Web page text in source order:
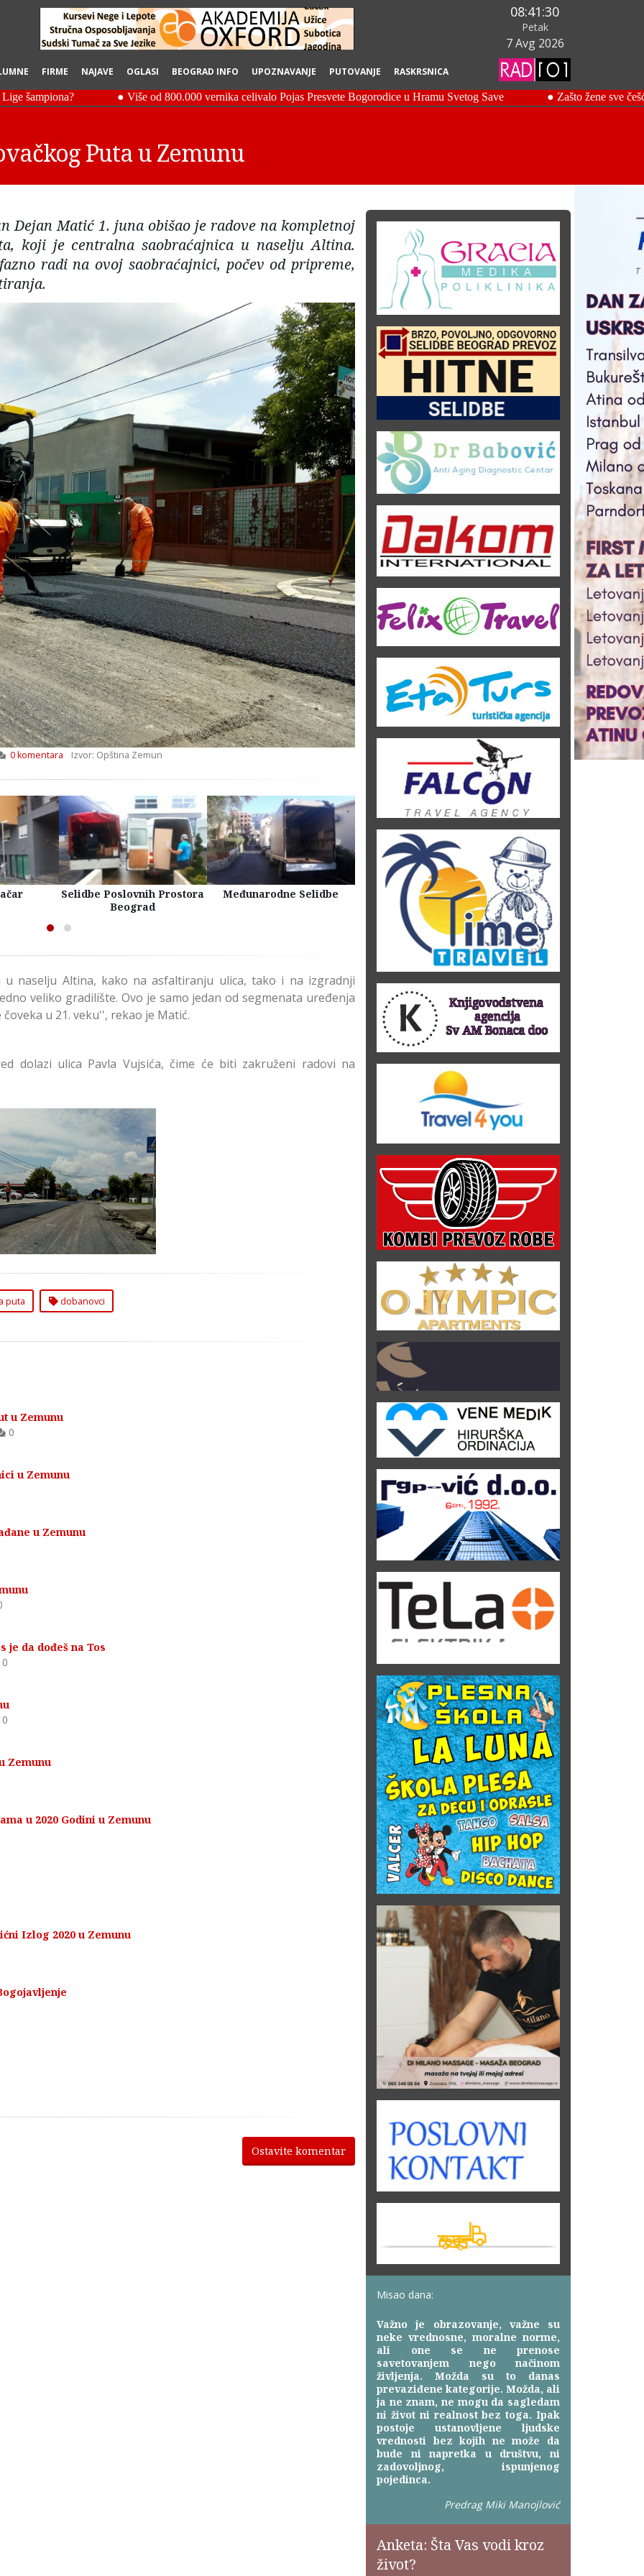
FIRME NAJAVE OGLASI BEOGRAD INFO UPOZNAVANJE PUTOVANJE RASKRSNICA
08:41:31
Petak
7 Avg 2026
Puta u Zemunu
Dejan Matić 1. juna obišao je radove na kompletnoj
koji je centralna saobraćajnica u naselju Altina.
radi na ovoj saobraćajnici, počev od pripreme,
0 komentara Izvor: Opština Zemun
Selidbe Poslovnih Prostora
Beograd
Međunarodne Selidbe Selidbe Firme Beograd
Skladištenje Stvari
Magacin Lagerovanje
naselju Altina, kako na asfaltiranju ulica, tako i na izgradnji
veliko gradilište. Ovo je samo jedan od segmenata uređenja
u 21. veku'', rekao je Matić.
dolazi ulica Pavla Vujsića, čime će biti zakruženi radovi na
Rekonstrukcija
Puta u
Zemunu
puta dobanovci
u Zemunu
0
u Zemunu
u Zemunu
je da dođeš na Tos
0
0
Zemunu
u 2020 Godini u Zemunu
Izlog 2020 u Zemunu
Ostavite komentar
Misao dana:
Važno je obrazovanje, važne su
neke vrednosne, moralne norme,
ali one se ne prenose
savetovanjem nego načinom
življenja. Možda su to danas
prevaziđene kategorije. Možda, ali
ja ne znam, ne mogu da sagledam
ni život ni realnost bez toga. Ipak
postoje ustanovljene ljudske
vrednosti bez kojih ne može da
bude ni napretka u društvu, ni
zadovoljnog, ispunjenog
pojedinca.
Predrag Miki Manojlović
Anketa: Šta Vas vodi kroz
život?